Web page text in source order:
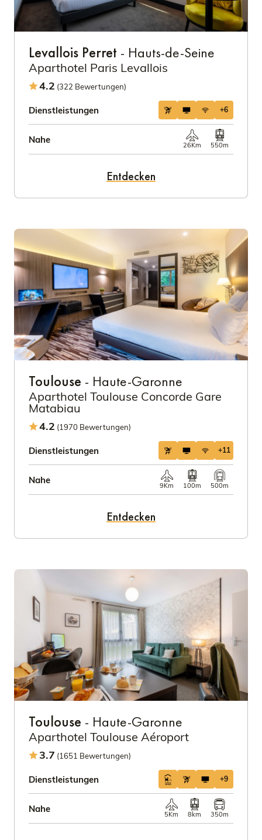
Levallois Perret - Hauts-de-Seine
Aparthotel Paris Levallois
4.2 (322 Bewertungen)
Dienstleistungen +6
Nahe
26Km 550m
Entdecken
Toulouse - Haute-Garonne
Aparthotel Toulouse Concorde Gare
Matabiau
4.2 (1970 Bewertungen)
Dienstleistungen +11
Nahe
9Km 100m 500m
Entdecken
Toulouse - Haute-Garonne
Aparthotel Toulouse Aéroport
3.7 (1651 Bewertungen)
Dienstleistungen +9
Nahe
5Km 8km 350m